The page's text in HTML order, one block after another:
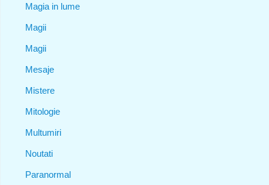
Magia in lume
Magii
Magii
Mesaje
Mistere
Mitologie
Multumiri
Noutati
Paranormal